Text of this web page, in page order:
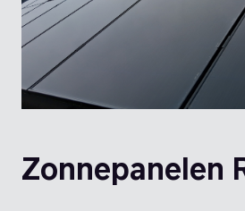
Zonnepanelen